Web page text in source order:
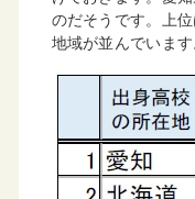
のだそうです。上
地域が並んでいます